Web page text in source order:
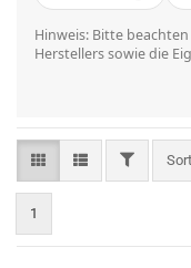
Hinweis: Bitte
Herstellers sowie die
FILTER
1